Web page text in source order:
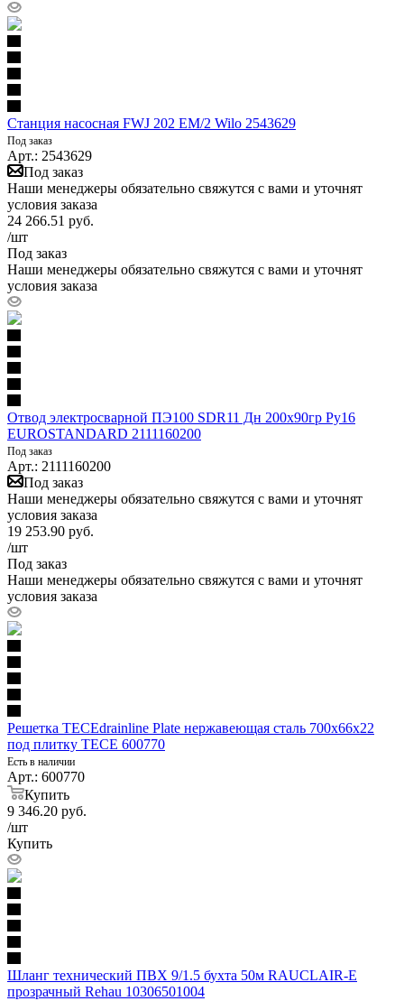
Станция насосная FWJ 202 EM/2 Wilo 2543629
Под заказ
Арт.: 2543629
Под заказ
Наши менеджеры обязательно свяжутся с вами и уточнят
условия заказа
24 266.51 руб.
/шт
Под заказ
Наши менеджеры обязательно свяжутся с вами и уточнят
условия заказа
Отвод электросварной ПЭ100 SDR11 Дн 200х90гр Ру16
EUROSTANDARD 2111160200
Под заказ
Арт.: 2111160200
Под заказ
Наши менеджеры обязательно свяжутся с вами и уточнят
условия заказа
19 253.90 руб.
/шт
Под заказ
Наши менеджеры обязательно свяжутся с вами и уточнят
условия заказа
Решетка TECEdrainline Plate нержавеющая сталь 700х66х22
под плитку TECE 600770
Есть в наличии
Арт.: 600770
Купить
9 346.20 руб.
/шт
Купить
Шланг технический ПВХ 9/1.5 бухта 50м RAUCLAIR-E
прозрачный Rehau 10306501004